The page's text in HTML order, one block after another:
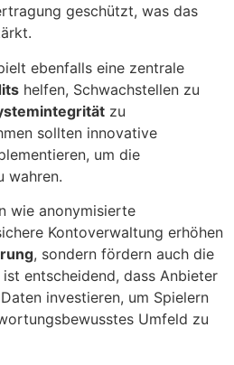
geschützt, was das
ebenfalls eine zentrale
helfen, Schwachstellen zu
zu
sollten innovative
um die
wahren.
wie anonymisierte
Kontoverwaltung erhöhen
, sondern fördern auch die
entscheidend, dass Anbieter
investieren, um Spielern
Umfeld zu